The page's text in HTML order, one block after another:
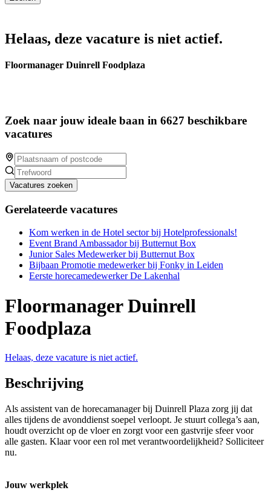
Helaas, deze vacature is niet actief.
Floormanager Duinrell Foodplaza
Zoek naar jouw ideale baan in 6627 beschikbare
vacatures
Vacatures zoeken
Gerelateerde vacatures
Kom werken in de Hotel sector bij Hotelprofessionals!
Event Brand Ambassador bij Butternut Box
Junior Sales Medewerker bij Butternut Box
Bijbaan Promotie medewerker bij Fonky in Leiden
Eerste horecamedewerker De Lakenhal
Floormanager Duinrell
Foodplaza
Helaas, deze vacature is niet actief.
Beschrijving
Als assistent van de horecamanager bij Duinrell Plaza zorg jij dat
alles tijdens de avonddienst soepel verloopt. Je stuurt collega’s aan,
houdt overzicht op de vloer en zorgt voor een gastvrije sfeer voor
alle gasten. Klaar voor een rol met verantwoordelijkheid? Solliciteer
nu.
Jouw werkplek